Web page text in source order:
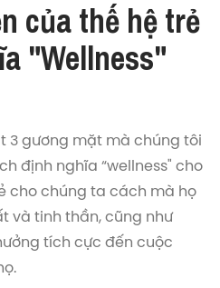
của thế hệ trẻ
"Wellness"
3 gương mặt mà chúng tôi
định nghĩa “wellness" cho
cho chúng ta cách mà họ
và tinh thần, cũng như
tích cực đến cuộc